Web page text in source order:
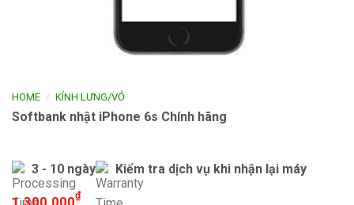
HOME / KÍNH LƯNG/VỎ
Softbank nhật iPhone 6s Chính hãng
3 - 10 ngày Kiểm tra dịch vụ khi nhận lại máy
1.300.000₫